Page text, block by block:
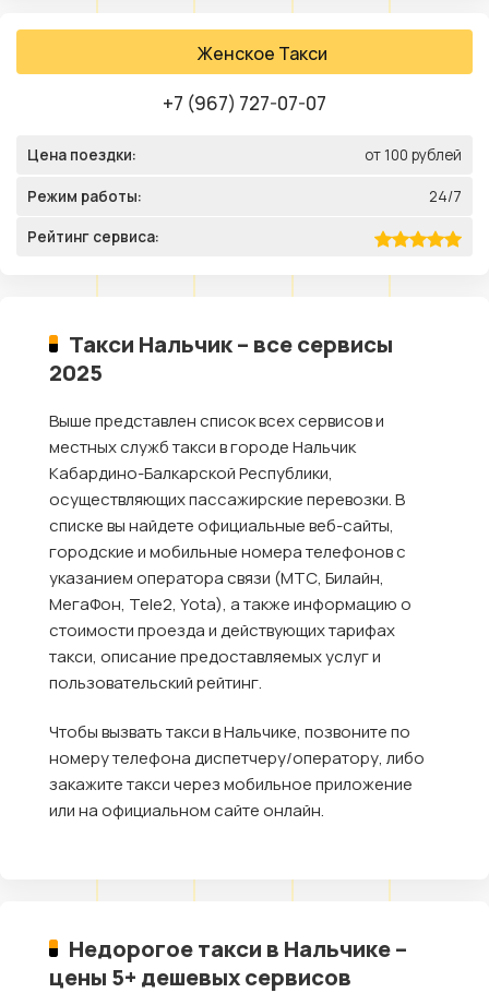
Женское Такси
+7 (967) 727-07-07
Цена поездки: от 100 рублей
Режим работы: 24/7
Рейтинг сервиса:
Такси Нальчик – все сервисы
2025
Выше представлен список всех сервисов и
местных служб такси в городе Нальчик
Кабардино-Балкарской Республики,
осуществляющих пассажирские перевозки. В
списке вы найдете официальные веб-сайты,
городские и мобильные номера телефонов с
указанием оператора связи (МТС, Билайн,
МегаФон, Tele2, Yota), а также информацию о
стоимости проезда и действующих тарифах
такси, описание предоставляемых услуг и
пользовательский рейтинг.
Чтобы вызвать такси в Нальчике, позвоните по
номеру телефона диспетчеру/оператору, либо
закажите такси через мобильное приложение
или на официальном сайте онлайн.
Недорогое такси в Нальчике –
цены 5+ дешевых сервисов